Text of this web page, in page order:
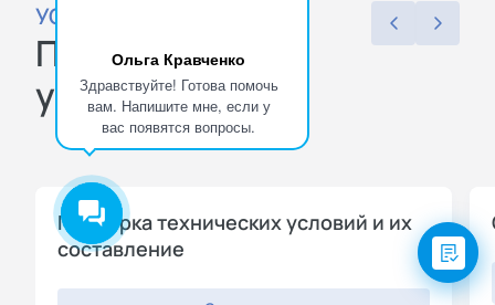
Ольга Кравченко
Здравствуйте! Готова помочь
вам. Напишите мне, если у
вас появятся вопросы.
УСЛУГИ
Популярные
услуги
Проверка технических условий и их
составление